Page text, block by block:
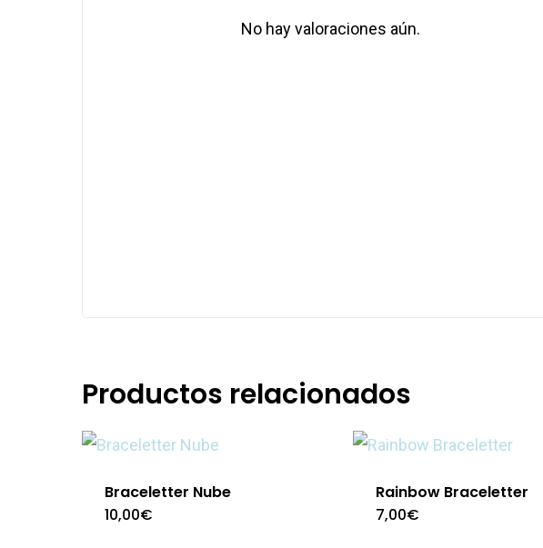
No hay valoraciones aún.
Productos relacionados
Braceletter Nube
10,00€
Rainbow Braceletter
7,00€